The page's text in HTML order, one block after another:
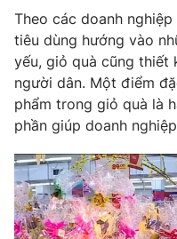
Chất lượng cuộc sống
Học trực tuyến
Hitech Công nghệ
Sản phẩm
Thị trường
Giao lưu trực tuyến
Lịch phát sóng
Chuyên mục khác
Emagazine
Theo các doanh
tiêu dùng hướng vào
yếu, giỏ quà cũng thiết
người dân. Một điểm
phẩm trong giỏ quà là
phần giúp doanh